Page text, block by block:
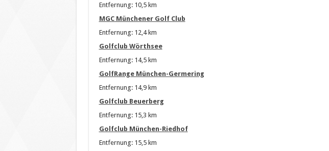
Entfernung: 10,5 km
MGC Münchener Golf Club
Entfernung: 12,4 km
Golfclub Wörthsee
Entfernung: 14,5 km
GolfRange München-Germering
Entfernung: 14,9 km
Golfclub Beuerberg
Entfernung: 15,3 km
Golfclub München-Riedhof
Entfernung: 15,5 km